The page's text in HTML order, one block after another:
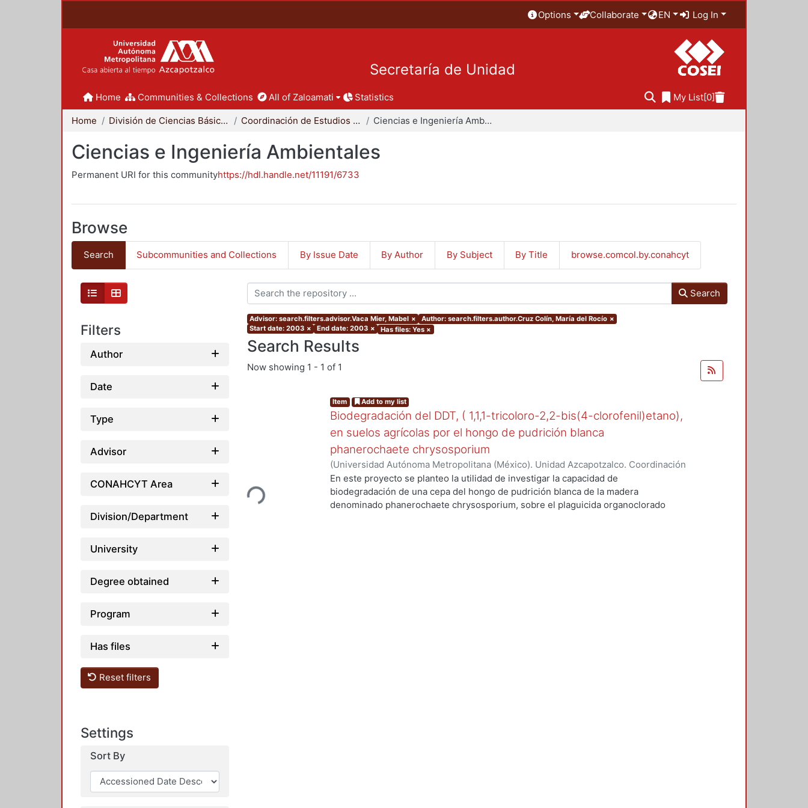
Options Collaborate EN Log In
Secretaría de Unidad
Home Communities & Collections All of Zaloamati Statistics My List[0]
Home División de Ciencias Básicas e Ingeniería Coordinación de Estudios de Posgrado - CBI Ciencias e Ingeniería Ambientales
Ciencias e Ingeniería Ambientales
Permanent URI for this communityhttps://hdl.handle.net/11191/6733
Browse
Search Subcommunities and Collections By Issue Date By Author By Subject By Title browse.comcol.by.conahcyt
Filters
Author
Date
Type
Advisor
CONAHCYT Area
Division/Department
University
Degree obtained
Program
Has files
Reset filters
Settings
Sort By
Search
Advisor: search.filters.advisor.Vaca Mier, Mabel × Author: search.filters.author.Cruz Colín, María del Rocío ×
Start date: 2003 × End date: 2003 × Has files: Yes ×
Search Results
Now showing 1 - 1 of 1
Loading...
Item Add to my list
Biodegradación del DDT, ( 1,1,1-tricoloro-2,2-bis(4-clorofenil)etano),
en suelos agrícolas por el hongo de pudrición blanca
phanerochaete chrysosporium
(Universidad Autónoma Metropolitana (México). Unidad Azcapotzalco. Coordinación
de Servicios de Información. ,2003-06 )Cruz Colín, María del Rocío
En este proyecto se planteo la utilidad de investigar la capacidad de
biodegradación de una cepa del hongo de pudrición blanca de la madera
denominado phanerochaete chrysosporium, sobre el plaguicida organoclorado